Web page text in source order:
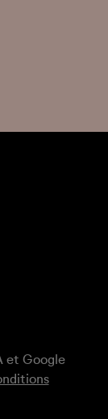
et Google